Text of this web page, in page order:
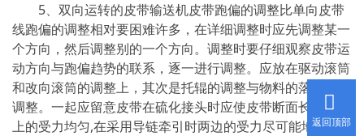
5、双向运转的皮带输送机皮带跑偏的调整比单向皮带
线跑偏的调整相对要困难许多，在详细调整时应先调整某一
个方向，然后调整别的一个方向。调整时要仔细观察皮带运
动方向与跑偏趋势的联系，逐一进行调整。应放在驱动滚筒
和改向滚筒的调整上，其次是托辊的调整与物料的落料点的
调整。一起应留意皮带在硫化接头时应使皮带断面长度方向
上的受力均匀,在采用导链牵引时两边的受力尽可能地相返回顶部